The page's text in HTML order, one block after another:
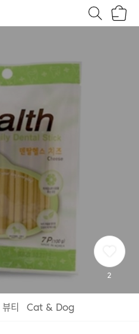
2
뷰티 Cat & Dog